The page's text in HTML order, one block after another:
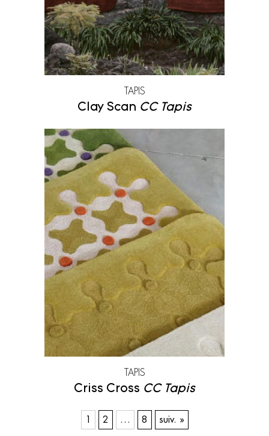
TAPIS
Clay Scan CC Tapis
TAPIS
Criss Cross CC Tapis
1 2 … 8 suiv. »